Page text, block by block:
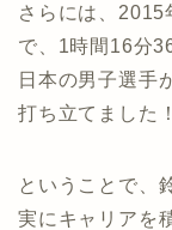
さらには、2015
で、1時間16分
日本の男子選手
打ち立てました！
ということで、
実にキャリアを